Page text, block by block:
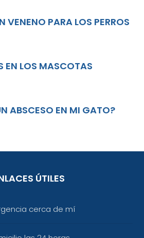
VENENO PARA LOS PERROS
EN LOS MASCOTAS
ABSCESO EN MI GATO?
ÚTILES
cerca de mí